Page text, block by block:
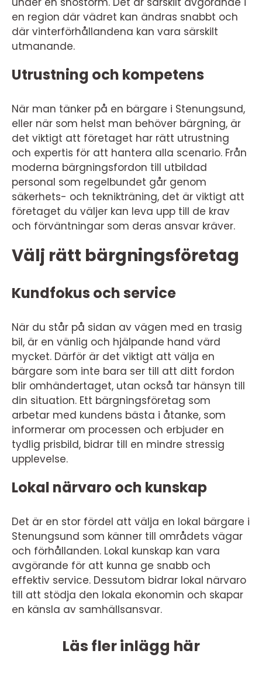
en region där vädret kan ändras snabbt och
där vinterförhållandena kan vara särskilt
utmanande.
Utrustning och kompetens
När man tänker på en bärgare i Stenungsund,
eller när som helst man behöver bärgning, är
det viktigt att företaget har rätt utrustning
och expertis för att hantera alla scenario. Från
moderna bärgningsfordon till utbildad
personal som regelbundet går genom
säkerhets- och teknikträning, det är viktigt att
företaget du väljer kan leva upp till de krav
och förväntningar som deras ansvar kräver.
Välj rätt bärgningsföretag
Kundfokus och service
När du står på sidan av vägen med en trasig
bil, är en vänlig och hjälpande hand värd
mycket. Därför är det viktigt att välja en
bärgare som inte bara ser till att ditt fordon
blir omhändertaget, utan också tar hänsyn till
din situation. Ett bärgningsföretag som
arbetar med kundens bästa i åtanke, som
informerar om processen och erbjuder en
tydlig prisbild, bidrar till en mindre stressig
upplevelse.
Lokal närvaro och kunskap
Det är en stor fördel att välja en lokal bärgare i
Stenungsund som känner till områdets vägar
och förhållanden. Lokal kunskap kan vara
avgörande för att kunna ge snabb och
effektiv service. Dessutom bidrar lokal närvaro
till att stödja den lokala ekonomin och skapar
en känsla av samhällsansvar.
Läs fler inlägg här